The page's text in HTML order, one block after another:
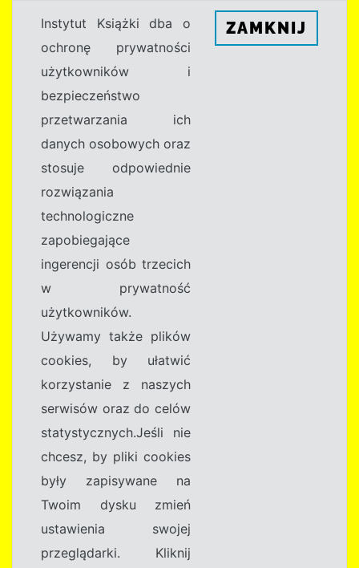
Instytut Książki dba o
ochronę prywatności
użytkowników i
bezpieczeństwo
przetwarzania ich
danych osobowych oraz
stosuje odpowiednie
rozwiązania
technologiczne
zapobiegające
ingerencji osób trzecich
w prywatność
użytkowników.
Używamy także plików
cookies, by ułatwić
korzystanie z naszych
serwisów oraz do celów
statystycznych.Jeśli nie
chcesz, by pliki cookies
były zapisywane na
Twoim dysku zmień
ustawienia swojej
przeglądarki. Kliknij
ZAMKNIJ